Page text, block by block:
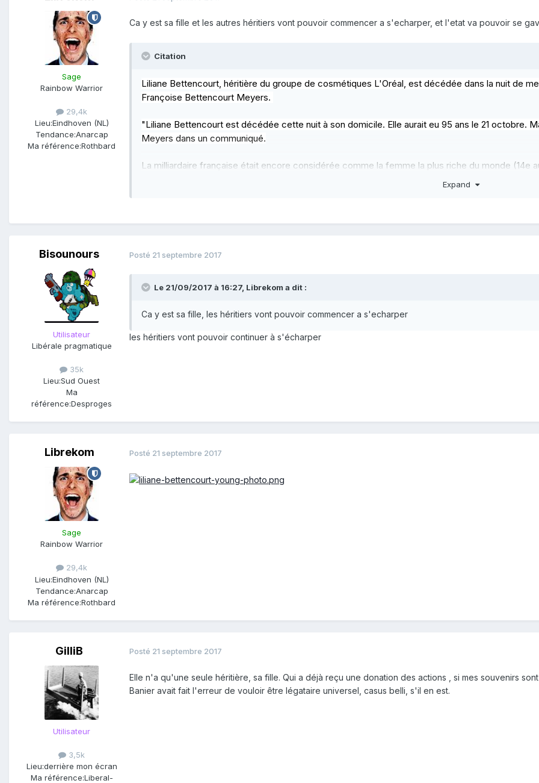
Sage
Rainbow Warrior
29,4k
Lieu:Eindhoven (NL)
Tendance:Anarcap
Ma référence:Rothbard
Ca y est sa fille et les autres héritiers vont pouvoir commencer a s'echarper, et l'etat va pouvoir se
Citation
Liliane Bettencourt, héritière du groupe de cosmétiques L'Oréal, est décédée dans la nuit de
Françoise Bettencourt Meyers.
"Liliane Bettencourt est décédée cette nuit à son domicile. Elle aurait eu 95 ans le 21 octobre.
Meyers dans un communiqué.
La milliardaire française était encore considérée comme la femme la plus riche du monde (14e
Expand
Bisounours
Utilisateur
Libérale pragmatique
35k
Lieu:Sud Ouest
Ma
référence:Desproges
Posté 21 septembre 2017
Le 21/09/2017 à 16:27, Librekom a dit :
Ca y est sa fille, les héritiers vont pouvoir commencer a s'echarper
les héritiers vont pouvoir continuer à s'écharper
Librekom
Sage
Rainbow Warrior
29,4k
Lieu:Eindhoven (NL)
Tendance:Anarcap
Ma référence:Rothbard
Posté 21 septembre 2017
GilliB
Utilisateur
3,5k
Lieu:derrière mon écran
Ma référence:Liberal-
Posté 21 septembre 2017
Elle n'a qu'une seule héritière, sa fille. Qui a déjà reçu une donation des actions , si mes souvenirs
Banier avait fait l'erreur de vouloir être légataire universel, casus belli, s'il en est.